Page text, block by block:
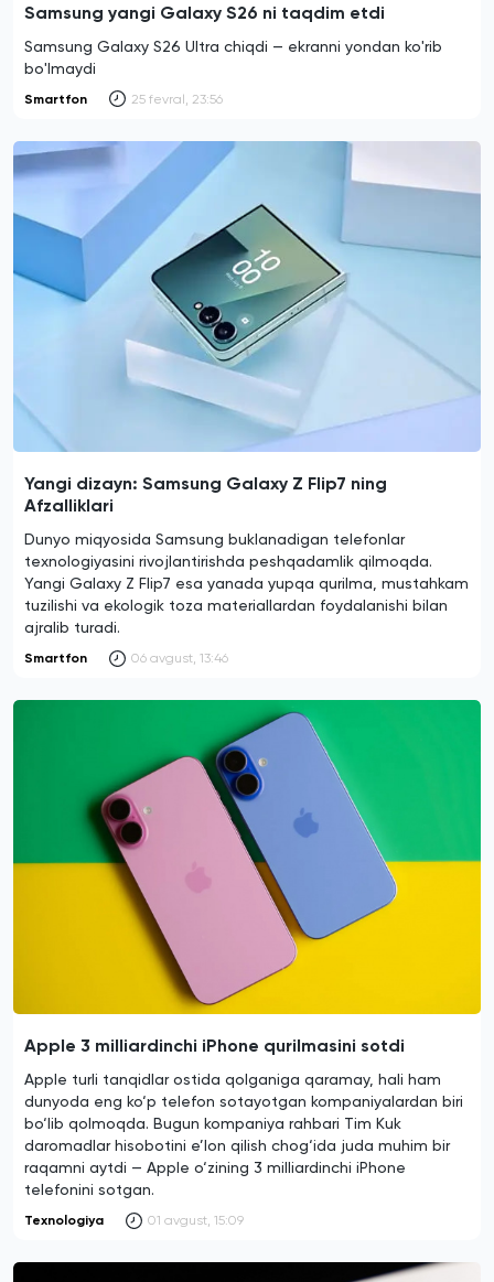
Samsung yangi Galaxy S26 ni taqdim etdi
Samsung Galaxy S26 Ultra chiqdi — ekranni yondan ko'rib
bo'lmaydi
Smartfon 25 fevral, 23:56
Yangi dizayn: Samsung Galaxy Z Flip7 ning
Afzalliklari
Dunyo miqyosida Samsung buklanadigan telefonlar
texnologiyasini rivojlantirishda peshqadamlik qilmoqda.
Yangi Galaxy Z Flip7 esa yanada yupqa qurilma, mustahkam
tuzilishi va ekologik toza materiallardan foydalanishi bilan
ajralib turadi.
Smartfon 06 avgust, 13:46
Apple 3 milliardinchi iPhone qurilmasini sotdi
Apple turli tanqidlar ostida qolganiga qaramay, hali ham
dunyoda eng ko‘p telefon sotayotgan kompaniyalardan biri
bo‘lib qolmoqda. Bugun kompaniya rahbari Tim Kuk
daromadlar hisobotini e’lon qilish chog‘ida juda muhim bir
raqamni aytdi — Apple o‘zining 3 milliardinchi iPhone
telefonini sotgan.
Texnologiya 01 avgust, 15:09